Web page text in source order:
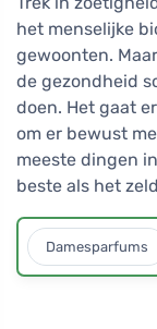
het menselijke
gewoonten.
de gezondheid
doen. Het gaat
om er bewust
meeste dingen
beste als het
Damesparfums